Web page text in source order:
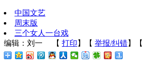
中国文艺
周末版
三个女人一台戏
编辑：刘一
【 打印 】【 举报/纠错】【